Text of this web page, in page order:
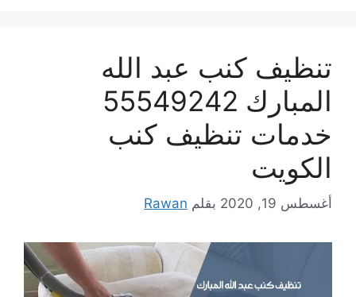
تنظيف كنب عبد الله
المبارك 55549242
خدمات تنظيف كنب
الكويت
أغسطس 19, 2020 بقلم Rawan